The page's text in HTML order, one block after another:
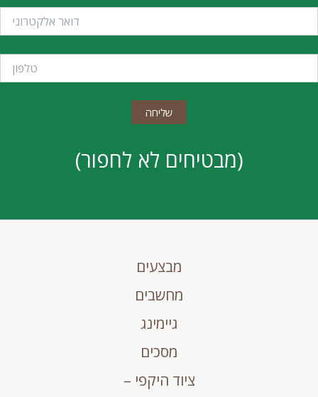
(מבטיחים לא לחפור)
מבצעים
מחשבים
גיימינג
מסכים
ציוד היקפי –